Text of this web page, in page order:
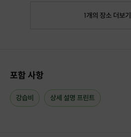
- JLPT 1급 자격증 -
1개의 장소더보기
포함 사항
강습비 상세 설명 프린트